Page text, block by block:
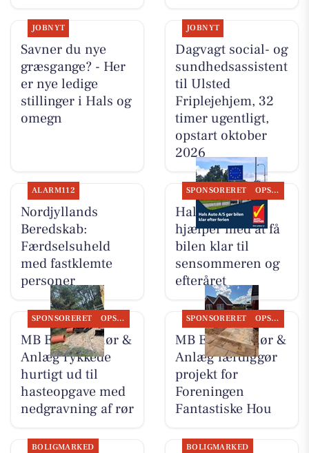
JOBNYT
Savner du nye
græsgange? - Her
er nye ledige
stillinger i Hals og
omegn
JOBNYT
Dagvagt social- og
sundhedsassistent
til Ulsted
Friplejehjem, 32
timer ugentligt,
opstart oktober
2026
ALARM112
Nordjyllands
Beredskab:
Færdselsuheld
med fastklemte
personer
SPONSORERET OPSLAGSTAVLEN
Hals Auto A/S
hjælper med at få
bilen klar til
sensommeren og
efteråret
SPONSORERET OPSLAGSTAVLEN
MB Entreprenør &
Anlæg rykkede
hurtigt ud til
hasteopgave med
nedgravning af rør
SPONSORERET OPSLAGSTAVLEN
MB Entreprenør &
Anlæg færdiggør
projekt for
Foreningen
Fantastiske Hou
BOLIGMARKED BOLIGMARKED